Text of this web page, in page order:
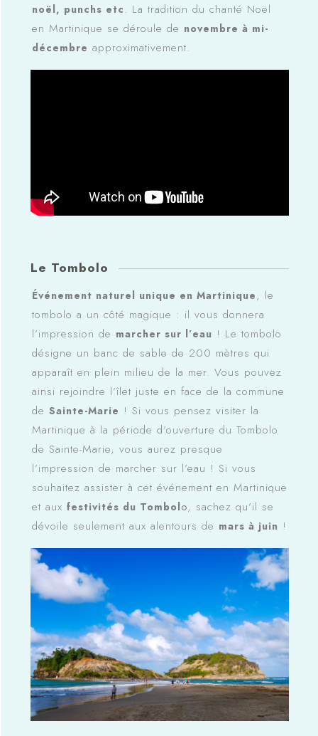
noël, punchs etc . La tradition du chanté Noël
en Martinique se déroule de novembre à mi-
décembre approximativement.
Le Tombolo
Événement naturel unique en Martinique, le
tombolo a un côté magique : il vous donnera
l’impression de marcher sur l’eau ! Le tombolo
désigne un banc de sable de 200 mètres qui
apparaît en plein milieu de la mer. Vous pouvez
ainsi rejoindre l’îlet juste en face de la commune
de Sainte-Marie ! Si vous pensez visiter la
Martinique à la période d’ouverture du Tombolo
de Sainte-Marie, vous aurez presque
l’impression de marcher sur l’eau ! Si vous
souhaitez assister à cet événement en Martinique
et aux festivités du Tombolo, sachez qu’il se
dévoile seulement aux alentours de mars à juin !